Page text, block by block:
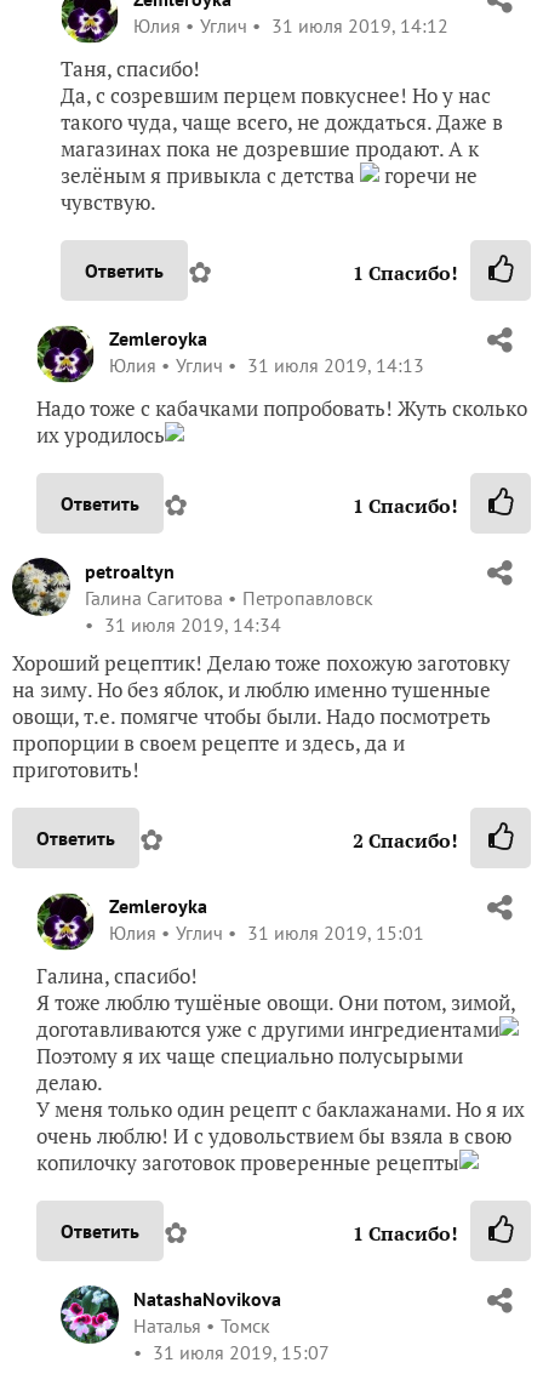
Юлия
Углич 31 июля 2019, 14:12
Таня, спасибо!
Да, с созревшим перцем повкуснее! Но у нас
такого чуда, чаще всего, не дождаться. Даже в
магазинах пока не дозревшие продают. А к
зелёным я привыкла с детства
горечи не
чувствую.
Ответить ✿ 1 Спасибо!
Zemleroyka
Юлия
Углич 31 июля 2019, 14:13
Надо тоже с кабачками попробовать! Жуть сколько
их уродилось
Ответить ✿ 1 Спасибо!
petroaltyn
Галина Сагитова
Петропавловск
31 июля 2019, 14:34
Хороший рецептик! Делаю тоже похожую заготовку
на зиму. Но без яблок, и люблю именно тушенные
овощи, т.е. помягче чтобы были. Надо посмотреть
пропорции в своем рецепте и здесь, да и
приготовить!
Ответить ✿ 2 Спасибо!
Zemleroyka
Юлия
Углич 31 июля 2019, 15:01
Галина, спасибо!
Я тоже люблю тушёные овощи. Они потом, зимой,
доготавливаются уже с другими ингредиентами
Поэтому я их чаще специально полусырыми
делаю.
У меня только один рецепт с баклажанами. Но я их
очень люблю! И с удовольствием бы взяла в свою
копилочку заготовок проверенные рецепты
Ответить ✿ 1 Спасибо!
NatashaNovikova
Наталья
Томск
31 июля 2019, 15:07